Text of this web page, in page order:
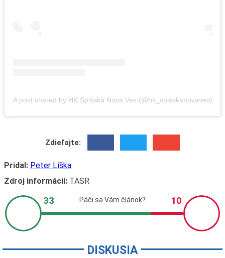
A post shared by HK Spišská Nová Ves (@hk_spisskanovaves)
Zdieľajte:
Pridal: Peter Líška
Zdroj informácií:TASR
DISKUSIA